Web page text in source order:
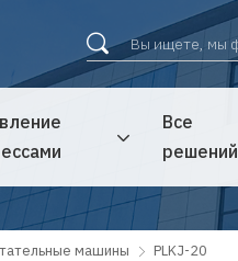
Все
решений
машины PLKJ-20